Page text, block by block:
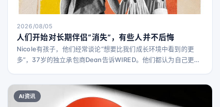
2026/08/05
人们开始对长期伴侣“消失”，有些人并不后悔
Nicole有孩子，他们经常谈论“想要比我们成长环境中看到的更
多”，37岁的独立承包商Dean告诉WIRED。他们都认为自己更倾
终同居，甚至谈过结婚，尽管Dean说这是单方面的想法。“她想
结婚，我暗地里不想。” 关系进行到第四年时，情况发生了变化。
AI资讯